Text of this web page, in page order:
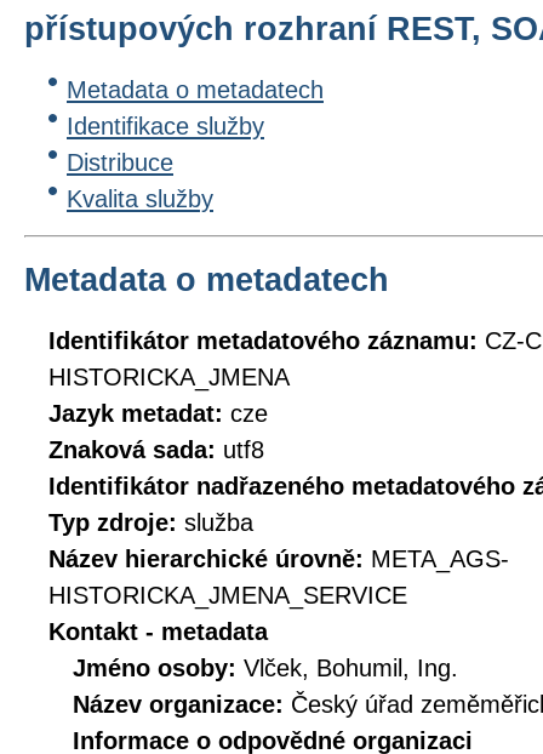
přístupových rozhraní REST,
Metadata o metadatech
Identifikace služby
Distribuce
Kvalita služby
Metadata o metadatech
Identifikátor metadatového záznamu: CZ-
HISTORICKA_JMENA
Jazyk metadat: cze
Znaková sada: utf8
Identifikátor nadřazeného metadatového
Typ zdroje: služba
Název hierarchické úrovně: META_AGS-
HISTORICKA_JMENA_SERVICE
Kontakt - metadata
Jméno osoby: Vlček, Bohumil, Ing.
Název organizace: Český úřad
Informace o odpovědné organizaci